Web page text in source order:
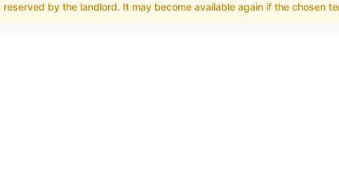
by the landlord. It may become available again if the chosen